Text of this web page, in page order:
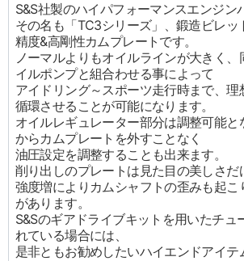
S&S社製のハイパフォーマンスエンジン
その名も「TC3シリーズ」、鍛造ビレッ
精度&高剛性カムプレートです。
ノーマルよりもオイルラインが大きく
イルポンプと組合わせる事によって
アイドリング～スポーツ走行時まで、理
循環させることが可能になります。
オイルレギュレーター部分は調整可能と
からカムプレートを外すことなく
油圧設定を調整することも出来ます。
削り出しのプレートは見た目の美しさだ
強度増によりカムシャフトの歪みも起こ
があります。
S&Sのギアドライブキットを用いたチュ
れている場合には、
是非ともお勧めしたいハイエンドアイテ